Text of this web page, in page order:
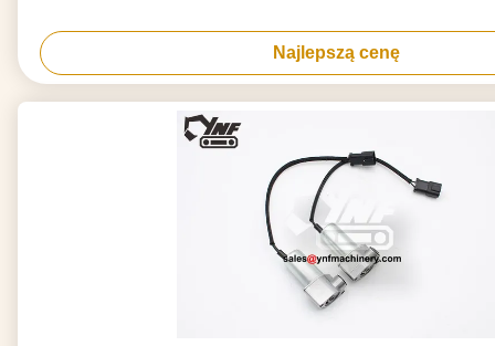
Najlepszą cenę